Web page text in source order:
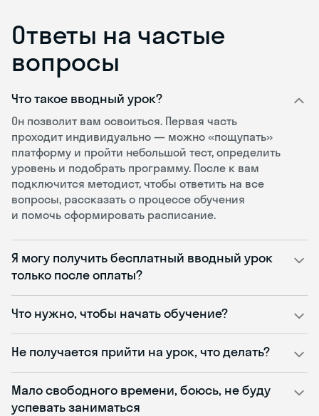
Ответы на частые
вопросы
Что такое вводный урок?
Он позволит вам освоиться. Первая часть
проходит индивидуально — можно «пощупать»
платформу и пройти небольшой тест, определить
уровень и подобрать программу. После к вам
подключится методист, чтобы ответить на все
вопросы, рассказать о процессе обучения
и помочь сформировать расписание.
Я могу получить бесплатный вводный урок
только после оплаты?
Что нужно, чтобы начать обучение?
Не получается прийти на урок, что делать?
Мало свободного времени, боюсь, не буду
успевать заниматься